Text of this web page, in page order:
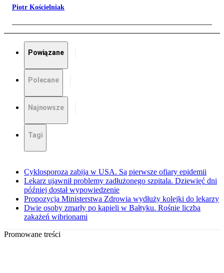
Piotr Kościelniak
Powiązane
Polecane
Najnowsze
Tagi
Cyklosporoza zabija w USA. Są pierwsze ofiary epidemii
Lekarz ujawnił problemy zadłużonego szpitala. Dziewięć dni
później dostał wypowiedzenie
Propozycja Ministerstwa Zdrowia wydłuży kolejki do lekarzy
Dwie osoby zmarły po kąpieli w Bałtyku. Rośnie liczba
zakażeń wibrionami
Promowane treści